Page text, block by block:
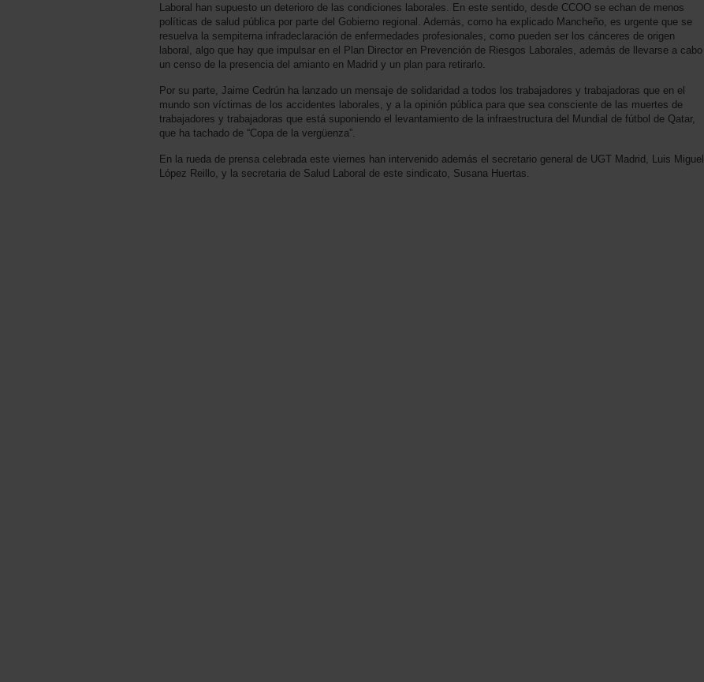
Laboral han supuesto un deterioro de las condiciones laborales. En este sentido, desde CCOO se echan de menos
políticas de salud pública por parte del Gobierno regional. Además, como ha explicado Mancheño, es urgente que se
resuelva la sempiterna infradeclaración de enfermedades profesionales, como pueden ser los cánceres de origen
laboral, algo que hay que impulsar en el Plan Director en Prevención de Riesgos Laborales, además de llevarse a cabo
un censo de la presencia del amianto en Madrid y un plan para retirarlo.
Por su parte, Jaime Cedrún ha lanzado un mensaje de solidaridad a todos los trabajadores y trabajadoras que en el
mundo son víctimas de los accidentes laborales, y a la opinión pública para que sea consciente de las muertes de
trabajadores y trabajadoras que está suponiendo el levantamiento de la infraestructura del Mundial de fútbol de Qatar,
que ha tachado de “Copa de la vergüenza”.
En la rueda de prensa celebrada este viernes han intervenido además el secretario general de UGT Madrid, Luis Miguel
López Reillo, y la secretaria de Salud Laboral de este sindicato, Susana Huertas.